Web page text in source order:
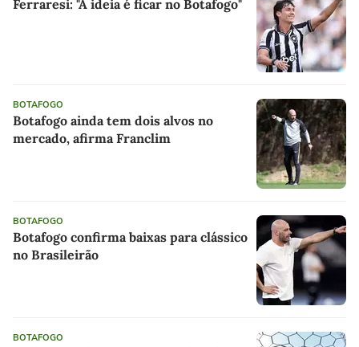
Ferraresi: "A ideia é ficar no Botafogo"
BOTAFOGO
Botafogo ainda tem dois alvos no
mercado, afirma Franclim
BOTAFOGO
Botafogo confirma baixas para clássico
no Brasileirão
BOTAFOGO